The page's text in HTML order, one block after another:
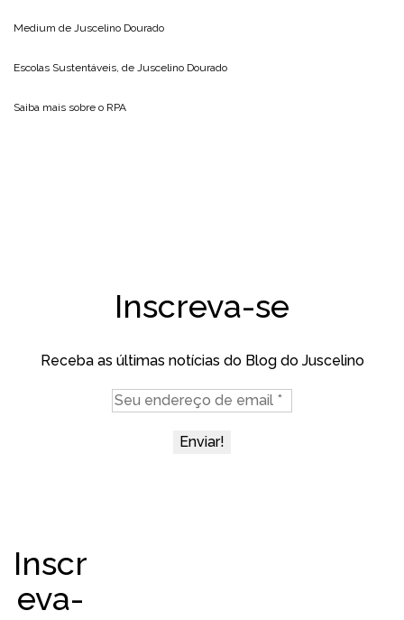
Medium de Juscelino Dourado
Escolas Sustentáveis, de Juscelino Dourado
Saiba mais sobre o RPA
Inscreva-se
Receba as últimas notícias do Blog do Juscelino
Inscr
eva-